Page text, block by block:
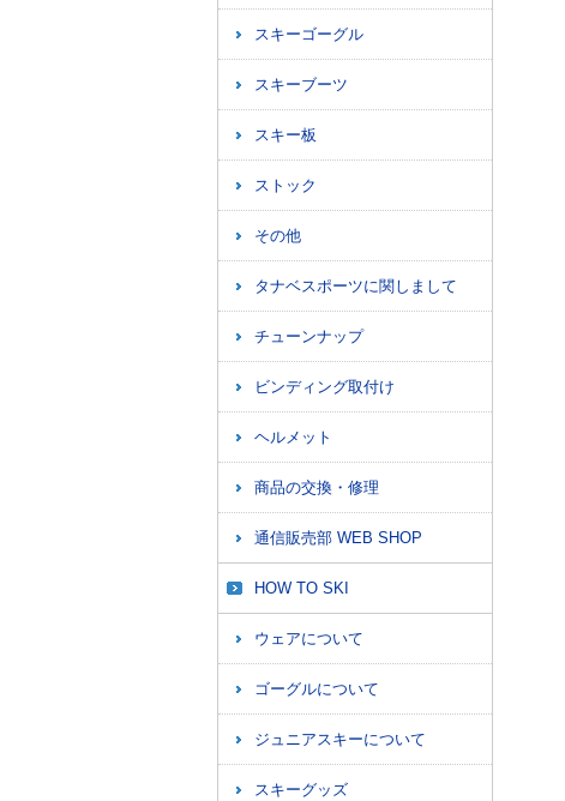
スキーゴーグル
スキーブーツ
スキー板
ストック
その他
タナベスポーツに関しまして
チューンナップ
ビンディング取付け
ヘルメット
商品の交換・修理
通信販売部 WEB SHOP
HOW TO SKI
ウェアについて
ゴーグルについて
ジュニアスキーについて
スキーグッズ